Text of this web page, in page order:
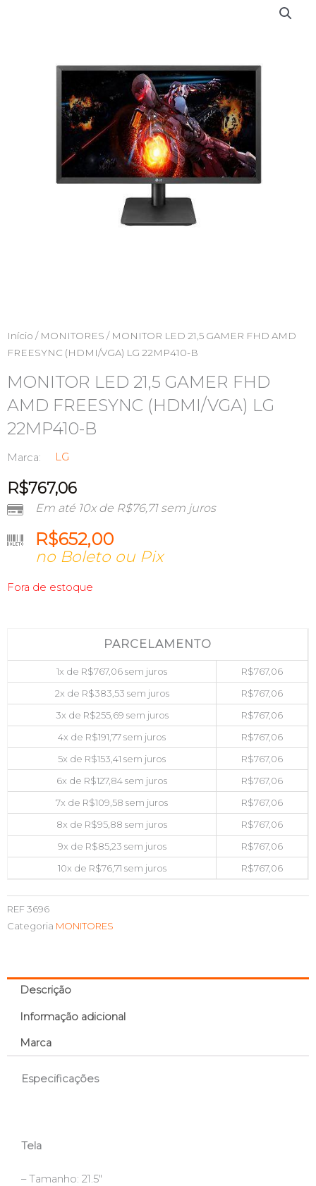
Início / MONITORES / MONITOR LED 21,5 GAMER FHD AMD
FREESYNC (HDMI/VGA) LG 22MP410-B
MONITOR LED 21,5 GAMER FHD
AMD FREESYNC (HDMI/VGA) LG
22MP410-B
Marca: LG
R$767,06
Em até 10x de R$76,71sem juros
R$652,00
no Boleto ou Pix
Fora de estoque
PARCELAMENTO
1x de R$767,06sem juros R$767,06
2x de R$383,53 sem juros R$767,06
3x de R$255,69 sem juros R$767,06
4x de R$191,77sem juros R$767,06
5x de R$153,41 sem juros R$767,06
6x de R$127,84sem juros R$767,06
7x de R$109,58 sem juros R$767,06
8x de R$95,88 sem juros R$767,06
9x de R$85,23 sem juros R$767,06
10x de R$76,71 sem juros R$767,06
REF3696
Categoria MONITORES
Descrição
Informação adicional
Marca
Especificações
Tela
– Tamanho: 21.5″